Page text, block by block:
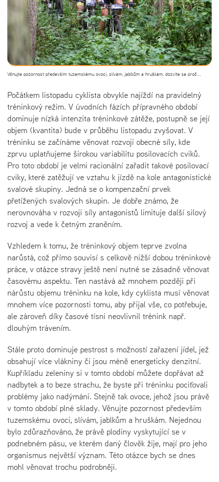
Věnujte pozornost především tuzemskému ovoci, slívám, jablkům a hruškám, dozvíte se proč....
Počátkem listopadu cyklista obvykle najíždí na pravidelný
tréninkový režim. V úvodních fázích přípravného období
dominuje nízká intenzita tréninkové zátěže, postupně se její
objem (kvantita) bude v průběhu listopadu zvyšovat. V
tréninku se začínáme věnovat rozvoji obecné síly, kde
zprvu uplatňujeme širokou variabilitu posilovacích cviků.
Pro toto období je velmi racionální zařadit takové posilovací
cviky, které zatěžují ve vztahu k jízdě na kole antagonistické
svalové skupiny. Jedná se o kompenzační prvek
přetížených svalových skupin. Je dobře známo, že
nerovnováha v rozvoji síly antagonistů limituje další silový
rozvoj a vede k četným zraněním.
Vzhledem k tomu, že tréninkový objem teprve zvolna
narůstá, což přímo souvisí s celkově nižší dobou tréninkové
práce, v otázce stravy ještě není nutné se zásadně věnovat
časovému aspektu. Ten nastává až mnohem později při
nárůstu objemu tréninku na kole, kdy cyklista musí věnovat
mnohem více pozornosti tomu, aby přijal vše, co potřebuje,
ale zároveň díky časové tísni neovlivnil trénink např.
dlouhým trávením.
Stále proto dominuje pestrost s možností zařazení jídel, jež
obsahují více vlákniny či jsou méně energeticky denzitní.
Kupříkladu zeleniny si v tomto období můžete dopřávat až
nadbytek a to beze strachu, že byste při tréninku pociťovali
problémy jako nadýmáni. Stejně tak ovoce, jehož jsou právě
v tomto období plné sklady. Věnujte pozornost především
tuzemskému ovoci, slívám, jablkům a hruškám. Nejednou
bylo zdůrazňováno, že právě plodiny vyskytující se v
podnebném pásu, ve kterém daný člověk žije, mají pro jeho
organismus největší význam. Této otázce bych se dnes
mohl věnovat trochu podrobněji.